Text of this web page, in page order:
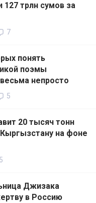
127 трлн сумов за
7
понять
поэмы
непросто
5
20 тысяч тонн
на фоне
5
Джизака
в Россию